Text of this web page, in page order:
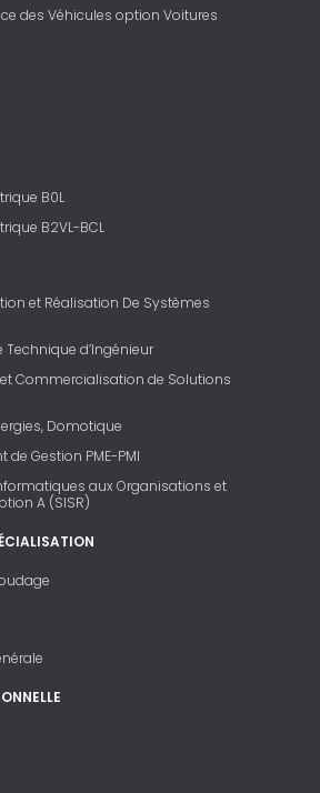
des Véhicules option Voitures
B0L
B2VL-BCL
et Réalisation De Systèmes
Technique d’Ingénieur
Commercialisation de Solutions
Domotique
de Gestion PME-PMI
aux Organisations et
A (SISR)